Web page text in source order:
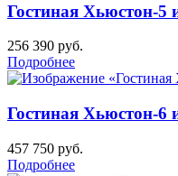
Гостиная Хьюстон-5
256 390 руб.
Подробнее
Гостиная Хьюстон-6
457 750 руб.
Подробнее